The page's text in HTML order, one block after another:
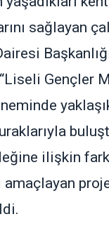
sağlayan
Gençler
ilişkin